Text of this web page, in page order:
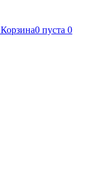
Корзина0 пуста 0